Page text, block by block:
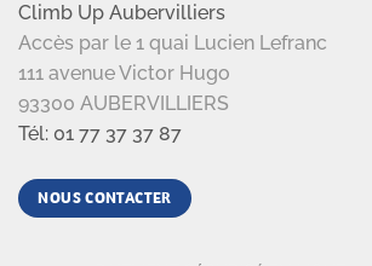
Climb Up Aubervilliers
Accès par le 1 quai Lucien Lefranc
111 avenue Victor Hugo
93300 AUBERVILLIERS
Tél: 01 77 37 37 87
NOUS CONTACTER